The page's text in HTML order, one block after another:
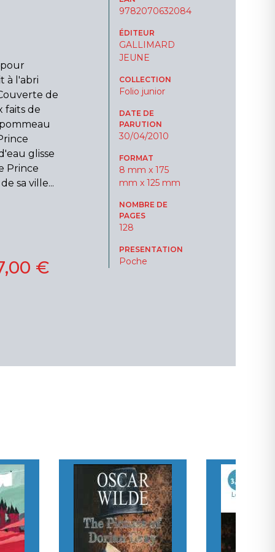
à l'abri
de
faits de
glisse
Prince
sa ville...
9782070632084
ÉDITEUR
GALLIMARD
JEUNE
COLLECTION
Folio junior
DATE DE
PARUTION
30/04/2010
FORMAT
8 mm x 175
mm x 125 mm
NOMBRE DE
PAGES
128
PRESENTATION
Poche
€